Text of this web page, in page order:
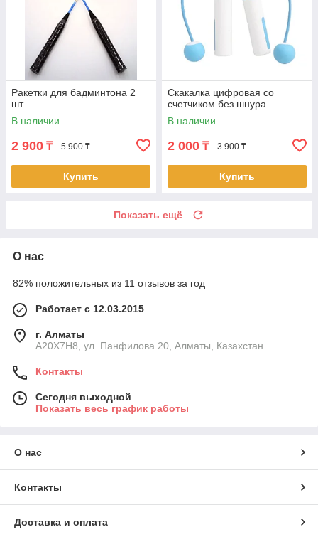
Ракетки для бадминтона 2
шт.
В наличии
2 900 ₸ 5 900 ₸
Купить
Скакалка цифровая со
счетчиком без шнура
В наличии
2 000 ₸ 3 900 ₸
Купить
Показать ещё
О нас
82% положительных из 11 отзывов за год
Работает с 12.03.2015
г. Алматы
A20X7H8, ул. Панфилова 20, Алматы, Казахстан
Контакты
Сегодня выходной
Показать весь график работы
О нас
Контакты
Доставка и оплата